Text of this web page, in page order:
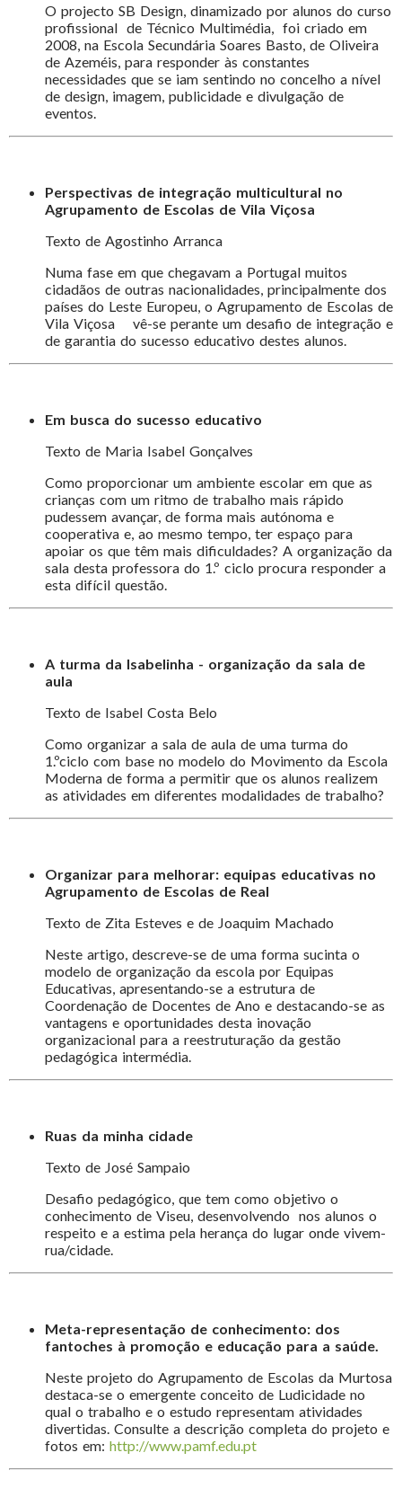
O projecto SB Design, dinamizado por alunos do curso
profissional de Técnico Multimédia, foi criado em
2008, na Escola Secundária Soares Basto, de Oliveira
de Azeméis, para responder às constantes
necessidades que se iam sentindo no concelho a nível
de design, imagem, publicidade e divulgação de
eventos.
Perspectivas de integração multicultural no
Agrupamento de Escolas de Vila Viçosa
Texto de Agostinho Arranca
Numa fase em que chegavam a Portugal muitos
cidadãos de outras nacionalidades, principalmente dos
países do Leste Europeu, o Agrupamento de Escolas de
Vila Viçosa vê-se perante um desafio de integração e
de garantia do sucesso educativo destes alunos.
Em busca do sucesso educativo
Texto de Maria Isabel Gonçalves
Como proporcionar um ambiente escolar em que as
crianças com um ritmo de trabalho mais rápido
pudessem avançar, de forma mais autónoma e
cooperativa e, ao mesmo tempo, ter espaço para
apoiar os que têm mais dificuldades? A organização da
sala desta professora do 1.º ciclo procura responder a
esta difícil questão.
A turma da Isabelinha - organização da sala de
aula
Texto de Isabel Costa Belo
Como organizar a sala de aula de uma turma do
1.ºciclo com base no modelo do Movimento da Escola
Moderna de forma a permitir que os alunos realizem
as atividades em diferentes modalidades de trabalho?
Organizar para melhorar: equipas educativas no
Agrupamento de Escolas de Real
Texto de Zita Esteves e de Joaquim Machado
Neste artigo, descreve-se de uma forma sucinta o
modelo de organização da escola por Equipas
Educativas, apresentando-se a estrutura de
Coordenação de Docentes de Ano e destacando-se as
vantagens e oportunidades desta inovação
organizacional para a reestruturação da gestão
pedagógica intermédia.
Ruas da minha cidade
Texto de José Sampaio
Desafio pedagógico, que tem como objetivo o
conhecimento de Viseu, desenvolvendo nos alunos o
respeito e a estima pela herança do lugar onde vivem-
rua/cidade.
Meta-representação de conhecimento: dos
fantoches à promoção e educação para a saúde.
Neste projeto do Agrupamento de Escolas da Murtosa
destaca-se o emergente conceito de Ludicidade no
qual o trabalho e o estudo representam atividades
divertidas. Consulte a descrição completa do projeto e
fotos em: http://www.pamf.edu.pt